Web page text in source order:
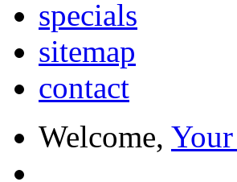
specials
sitemap
contact
Welcome,